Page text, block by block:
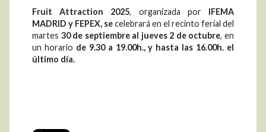
Fruit Attraction 2025, organizada por IFEMA
MADRID y FEPEX, secelebrará en el recinto ferial del
martes 30 de septiembre al jueves 2 de octubre, en
un horario de 9.30 a 19.00h., y hasta las 16.00h. el
último día.